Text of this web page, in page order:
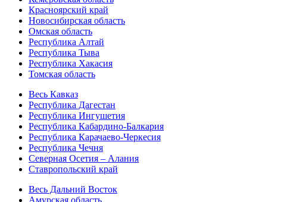
Красноярский край
Новосибирская область
Омская область
Республика Алтай
Республика Тыва
Республика Хакасия
Томская область
Весь Кавказ
Республика Дагестан
Республика Ингушетия
Республика Кабардино-Балкария
Республика Карачаево-Черкесия
Республика Чечня
Северная Осетия – Алания
Ставропольский край
Весь Дальний Восток
Амурская область